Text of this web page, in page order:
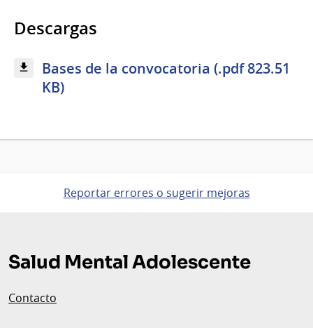
Descargas
Bases de la convocatoria (.pdf 823.51
KB)
Reportar errores o sugerir mejoras
de
página
Salud Mental Adolescente
Contacto